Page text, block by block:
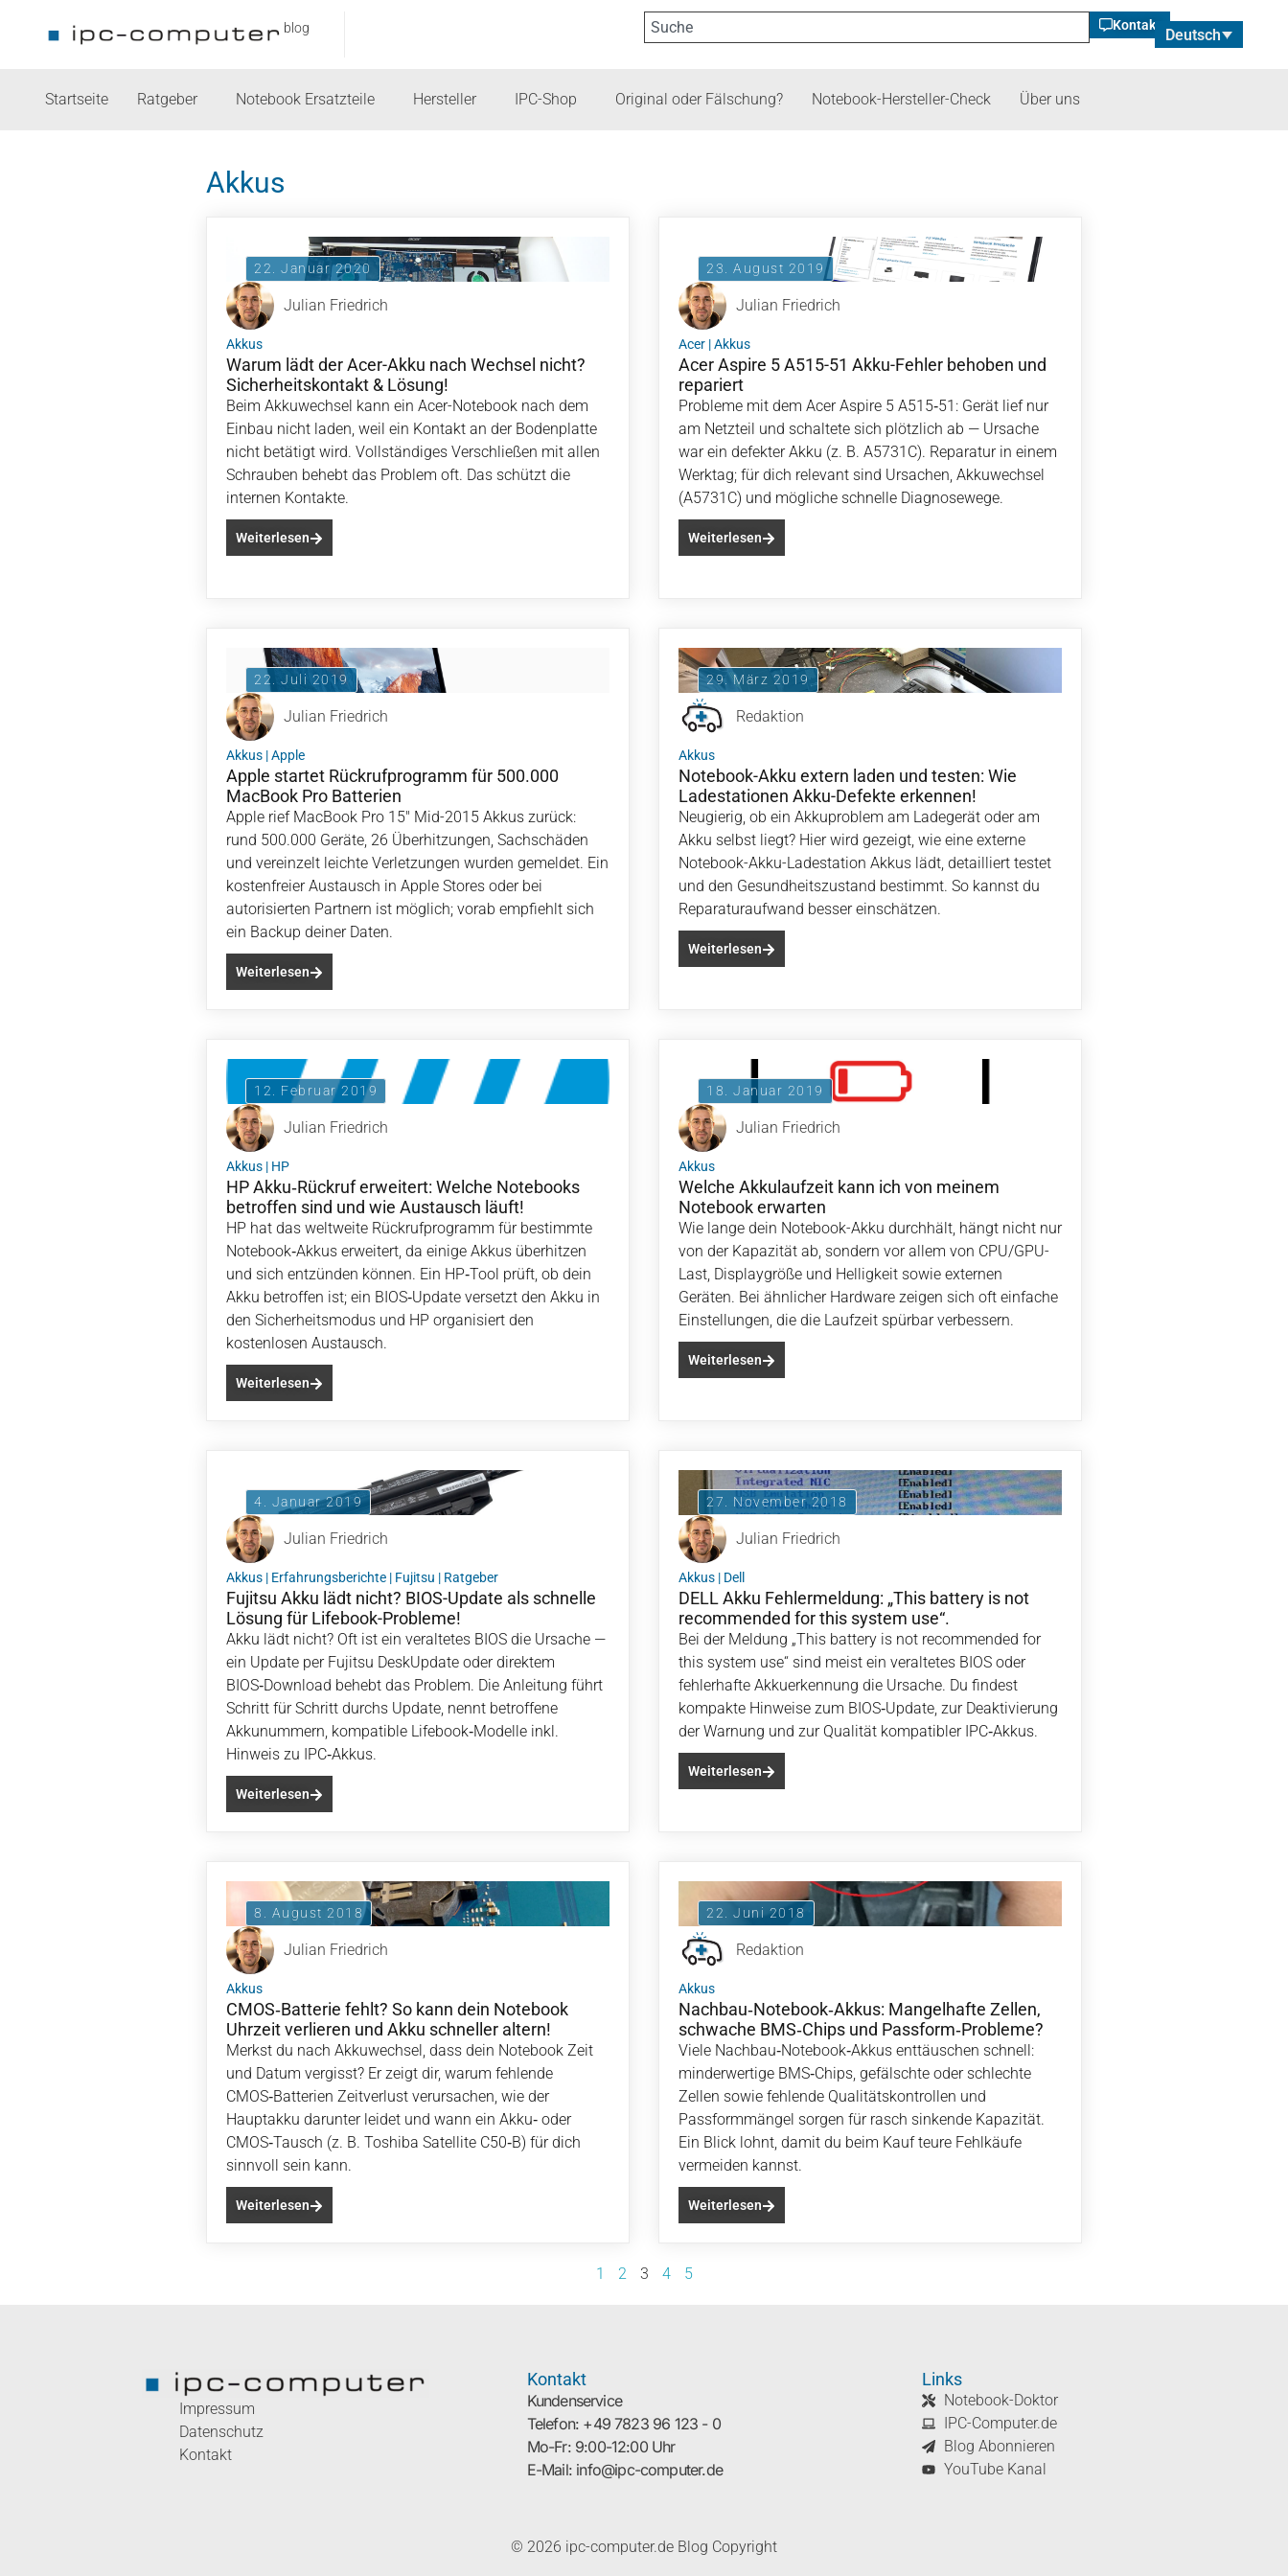
blog Kontakt
Deutsch
Startseite Ratgeber Notebook Ersatzteile Hersteller IPC-Shop Original oder Fälschung? Notebook-Hersteller-Check Über uns
Akkus
22. Januar 2020
Julian Friedrich
Akkus
Warum lädt der Acer-Akku nach Wechsel nicht?
Sicherheitskontakt & Lösung!
Beim Akkuwechsel kann ein Acer-Notebook nach dem
Einbau nicht laden, weil ein Kontakt an der Bodenplatte
nicht betätigt wird. Vollständiges Verschließen mit allen
Schrauben behebt das Problem oft. Das schützt die
internen Kontakte.
Weiterlesen
23. August 2019
Julian Friedrich
Acer |Akkus
Acer Aspire 5 A515-51 Akku-Fehler behoben und
repariert
Probleme mit dem Acer Aspire 5 A515‑51: Gerät lief nur
am Netzteil und schaltete sich plötzlich ab — Ursache
war ein defekter Akku (z. B. A5731C). Reparatur in einem
Werktag; für dich relevant sind Ursachen, Akkuwechsel
(A5731C) und mögliche schnelle Diagnosewege.
Weiterlesen
22. Juli 2019
Julian Friedrich
Akkus |Apple
Apple startet Rückrufprogramm für 500.000
MacBook Pro Batterien
Apple rief MacBook Pro 15" Mid-2015 Akkus zurück:
rund 500.000 Geräte, 26 Überhitzungen, Sachschäden
und vereinzelt leichte Verletzungen wurden gemeldet. Ein
kostenfreier Austausch in Apple Stores oder bei
autorisierten Partnern ist möglich; vorab empfiehlt sich
ein Backup deiner Daten.
Weiterlesen
29. März 2019
Redaktion
Akkus
Notebook-Akku extern laden und testen: Wie
Ladestationen Akku-Defekte erkennen!
Neugierig, ob ein Akkuproblem am Ladegerät oder am
Akku selbst liegt? Hier wird gezeigt, wie eine externe
Notebook-Akku-Ladestation Akkus lädt, detailliert testet
und den Gesundheitszustand bestimmt. So kannst du
Reparaturaufwand besser einschätzen.
Weiterlesen
12. Februar 2019
Julian Friedrich
Akkus | HP
HP Akku‑Rückruf erweitert: Welche Notebooks
betroffen sind und wie Austausch läuft!
HP hat das weltweite Rückrufprogramm für bestimmte
Notebook‑Akkus erweitert, da einige Akkus überhitzen
und sich entzünden können. Ein HP‑Tool prüft, ob dein
Akku betroffen ist; ein BIOS‑Update versetzt den Akku in
den Sicherheitsmodus und HP organisiert den
kostenlosen Austausch.
Weiterlesen
18. Januar 2019
Julian Friedrich
Akkus
Welche Akkulaufzeit kann ich von meinem
Notebook erwarten
Wie lange dein Notebook-Akku durchhält, hängt nicht nur
von der Kapazität ab, sondern vor allem von CPU/GPU-
Last, Displaygröße und Helligkeit sowie externen
Geräten. Bei ähnlicher Hardware zeigen sich oft einfache
Einstellungen, die die Laufzeit spürbar verbessern.
Weiterlesen
4. Januar 2019
Julian Friedrich
Akkus | Erfahrungsberichte | Fujitsu | Ratgeber
Fujitsu Akku lädt nicht? BIOS-Update als schnelle
Lösung für Lifebook-Probleme!
Akku lädt nicht? Oft ist ein veraltetes BIOS die Ursache —
ein Update per Fujitsu DeskUpdate oder direktem
BIOS‑Download behebt das Problem. Die Anleitung führt
Schritt für Schritt durchs Update, nennt betroffene
Akkunummern, kompatible Lifebook‑Modelle inkl.
Hinweis zu IPC‑Akkus.
Weiterlesen
27. November 2018
Julian Friedrich
Akkus | Dell
DELL Akku Fehlermeldung: „This battery is not
recommended for this system use“.
Bei der Meldung „This battery is not recommended for
this system use“ sind meist ein veraltetes BIOS oder
fehlerhafte Akkuerkennung die Ursache. Du findest
kompakte Hinweise zum BIOS‑Update, zur Deaktivierung
der Warnung und zur Qualität kompatibler IPC‑Akkus.
Weiterlesen
8. August 2018
Julian Friedrich
Akkus
CMOS‑Batterie fehlt? So kann dein Notebook
Uhrzeit verlieren und Akku schneller altern!
Merkst du nach Akkuwechsel, dass dein Notebook Zeit
und Datum vergisst? Er zeigt dir, warum fehlende
CMOS‑Batterien Zeitverlust verursachen, wie der
Hauptakku darunter leidet und wann ein Akku‑ oder
CMOS‑Tausch (z. B. Toshiba Satellite C50‑B) für dich
sinnvoll sein kann.
Weiterlesen
22. Juni 2018
Redaktion
Akkus
Nachbau‑Notebook‑Akkus: Mangelhafte Zellen,
schwache BMS‑Chips und Passform‑Probleme?
Viele Nachbau‑Notebook‑Akkus enttäuschen schnell:
minderwertige BMS‑Chips, gefälschte oder schlechte
Zellen sowie fehlende Qualitätskontrollen und
Passformmängel sorgen für rasch sinkende Kapazität.
Ein Blick lohnt, damit du beim Kauf teure Fehlkäufe
vermeiden kannst.
Weiterlesen
1 2 3 4 5
Impressum
Datenschutz
Kontakt
Kontakt
Kundenservice
Telefon: +49 7823 96 123 - 0
Mo-Fr: 9:00-12:00 Uhr
E-Mail: info@ipc-computer.de
Links
Notebook-Doktor
IPC-Computer.de
Blog Abonnieren
YouTube Kanal
© 2026 ipc-computer.de Blog Copyright